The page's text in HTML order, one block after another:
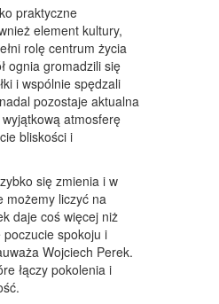
praktyczne
element kultury,
rolę centrum życia
ognia gromadzili się
i wspólnie spędzali
pozostaje aktualna
atmosferę
bliskości i
się zmienia i w
możemy liczyć na
daje coś więcej niż
poczucie spokoju i
Wojciech Perek.
łączy pokolenia i